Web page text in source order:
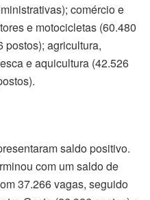
comércio e
e motocicletas (60.480
postos); agricultura,
e aquicultura (42.526
saldo positivo.
com um saldo de
37.266 vagas, seguido